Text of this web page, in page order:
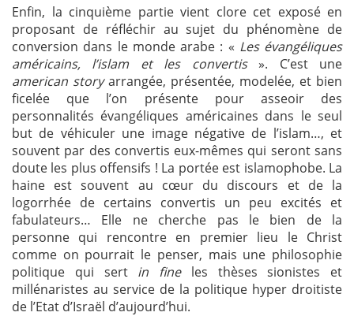
Enfin, la cinquième partie vient clore cet exposé en
proposant de réfléchir au sujet du phénomène de
conversion dans le monde arabe : « Les évangéliques
américains, l’islam et les convertis». C’est une
american storyarrangée, présentée, modelée, et bien
ficelée que l’on présente pour asseoir des
personnalités évangéliques américaines dans le seul
but de véhiculer une image négative de l’islam…, et
souvent par des convertis eux-mêmes qui seront sans
doute les plus offensifs ! La portée est islamophobe. La
haine est souvent au cœur du discours et de la
logorrhée de certains convertis un peu excités et
fabulateurs… Elle ne cherche pas le bien de la
personne qui rencontre en premier lieu le Christ
comme on pourrait le penser, mais une philosophie
politique qui sert in fineles thèses sionistes et
millénaristes au service de la politique hyper droitiste
de l’Etat d’Israël d’aujourd’hui.